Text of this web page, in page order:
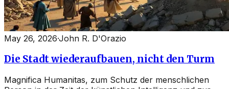
May 26, 2026·John R. D'Orazio
Die Stadt wiederaufbauen, nicht den Turm
Magnifica Humanitas, zum Schutz der menschlichen